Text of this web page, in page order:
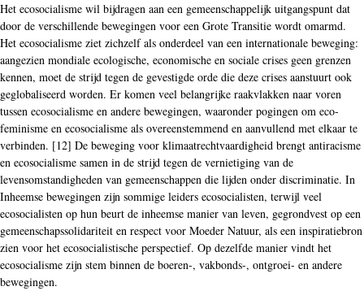
Het ecosocialisme wil bijdragen aan een gemeenschappelijk uitgangspunt dat
door de verschillende bewegingen voor een Grote Transitie wordt omarmd.
Het ecosocialisme ziet zichzelf als onderdeel van een internationale beweging:
aangezien mondiale ecologische, economische en sociale crises geen grenzen
kennen, moet de strijd tegen de gevestigde orde die deze crises aanstuurt ook
geglobaliseerd worden. Er komen veel belangrijke raakvlakken naar voren
tussen ecosocialisme en andere bewegingen, waaronder pogingen om eco-
feminisme en ecosocialisme als overeenstemmend en aanvullend met elkaar te
verbinden. [12] De beweging voor klimaatrechtvaardigheid brengt antiracisme
en ecosocialisme samen in de strijd tegen de vernietiging van de
levensomstandigheden van gemeenschappen die lijden onder discriminatie. In
Inheemse bewegingen zijn sommige leiders ecosocialisten, terwijl veel
ecosocialisten op hun beurt de inheemse manier van leven, gegrondvest op een
gemeenschapssolidariteit en respect voor Moeder Natuur, als een inspiratiebron
zien voor het ecosocialistische perspectief. Op dezelfde manier vindt het
ecosocialisme zijn stem binnen de boeren-, vakbonds-, ontgroei- en andere
bewegingen.